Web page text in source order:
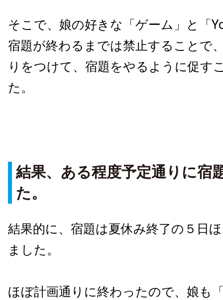
そこで、娘の好きな「ゲーム」と「
宿題が終わるまでは禁止することで
りをつけて、宿題をやるように促す
た。
結果、ある程度予定通りに宿
た。
結果的に、宿題は夏休み終了の５日
ました。
ほぼ計画通りに終わったので、娘も